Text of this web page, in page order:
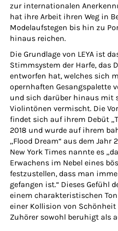
zur internationalen
hat ihre Arbeit ihren Weg in
Modelaufstegen bis hin zu
hinaus reichen.
Die Grundlage von LEYA ist
Stimmsystem der Harfe, das
entworfen hat, welches sich
opernhaften Gesangspalette
und sich darüber hinaus mit
Violintönen vermischt. Die
findet sich auf ihrem Debüt
2018 und wurde auf ihrem
„Flood Dream“ aus dem
New York Times nannte es
Erwachens im Nebel eines
festzustellen, dass man
gefangen ist.“ Dieses Gefühl
einem charakteristischen
einer Kollision von Schönheit
Zuhörer sowohl beruhigt als